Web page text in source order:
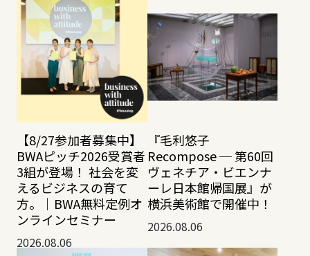
【8/27参加者募集中】
BWAピッチ2026受賞者
3組が登場！ 社会を変
えるビジネスの育て
方。｜BWA無料定例オ
ンラインセミナー
2026.08.06
『毛利悠子
Recompose ─ 第60回
ヴェネチア・ビエンナ
ーレ日本館帰国展』が
横浜美術館で開催中！
2026.08.06